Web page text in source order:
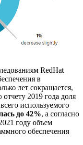
RedHat
в
лет сокращается,
2019 года доля
используемого
до 42%, а согласно
году объем
обеспечения